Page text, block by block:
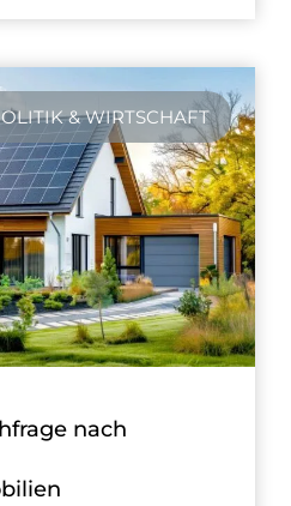
& WIRTSCHAFT
nach